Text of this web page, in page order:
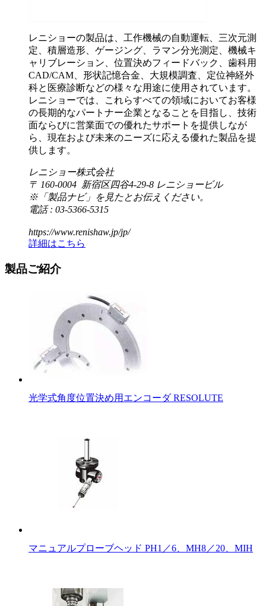
レニショーの製品は、工作機械の自動運転、三次元測
定、積層造形、ゲージング、ラマン分光測定、機械キ
ャリブレーション、位置決めフィードバック、歯科用
CAD/CAM、形状記憶合金、大規模調査、定位神経外
科と医療診断などの様々な用途に使用されています。
レニショーでは、これらすべての領域においてお客様
の長期的なパートナー企業となることを目指し、技術
面ならびに営業面での優れたサポートを提供しなが
ら、現在および未来のニーズに応える優れた製品を提
供します。
レニショー株式会社
〒 160-0004 新宿区四谷4-29-8 レニショービル
※「製品ナビ」を見たとお伝えください。
電話 : 03-5366-5315
https://www.renishaw.jp/jp/
詳細はこちら
製品ご紹介
光学式角度位置決め用エンコーダ RESOLUTE
マニュアルプローブヘッド PH1／6、MH8／20、MIH